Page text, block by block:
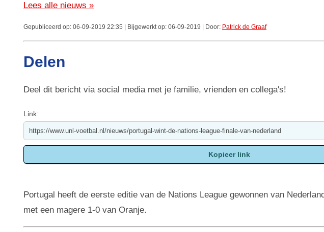
Lees alle nieuws »
Gepubliceerd op: 06-09-2019 22:35 | Bijgewerkt op: 06-09-2019 | Door: Patrick de Graaf
Delen
Deel dit bericht via social media met je familie, vrienden en collega's!
Link:
Portugal heeft de eerste editie van de Nations League gewonnen van
met een magere 1-0 van Oranje.